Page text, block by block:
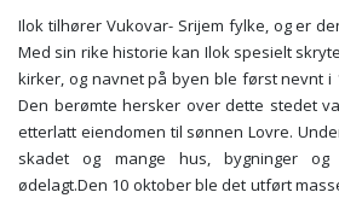
Ilok tilhører Vukovar- Srijem fylke, og er
Med sin rike historie kan Ilok spesielt
kirker, og navnet på byen ble først nevnt i
Den berømte hersker over dette stedet
etterlatt eiendomen til sønnen Lovre.
skadet og mange hus, bygninger og
ødelagt.Den 10 oktober ble det utført